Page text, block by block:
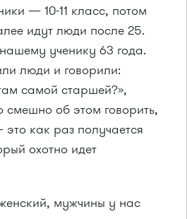
— 10-11 класс, потом
идут люди после 25.
ученику 63 года.
люди и говорили:
самой старшей?»,
смешно об этом говорить,
как раз получается
охотно идет
мужчины у нас